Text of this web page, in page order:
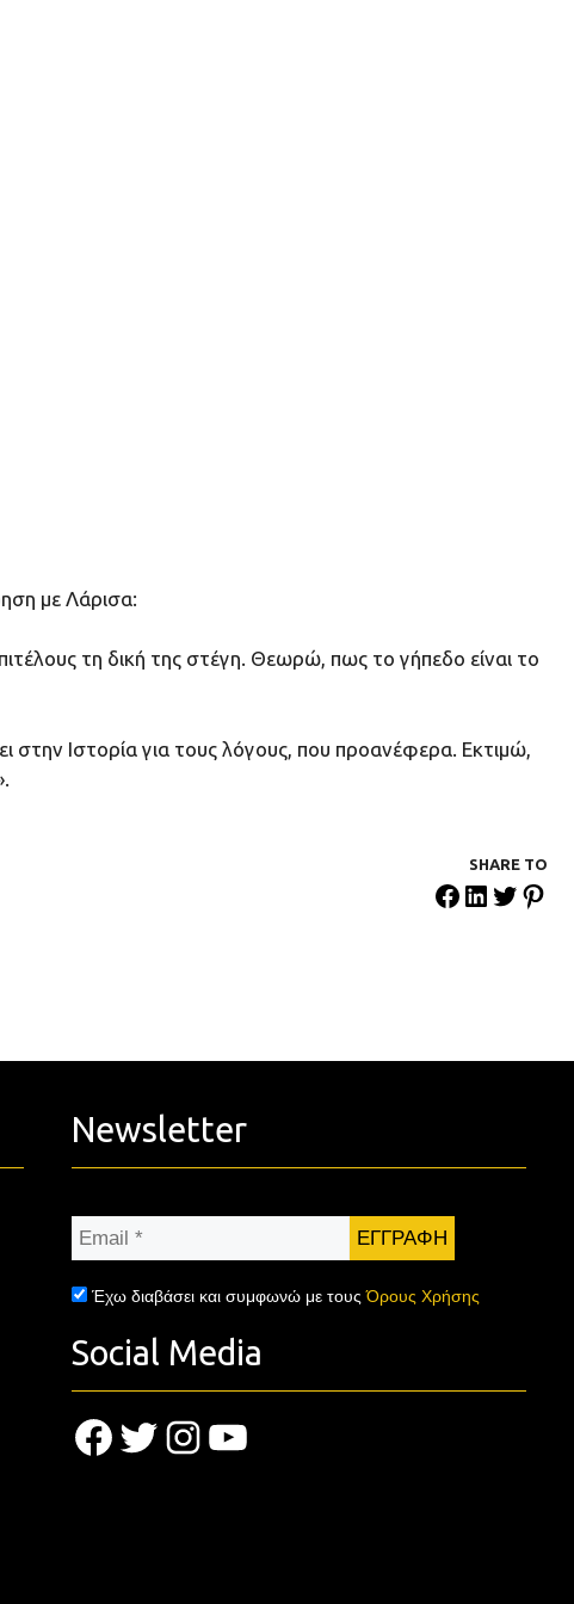
με Λάρισα:
τη δική της στέγη. Θεωρώ, πως το γήπεδο είναι το
στην Ιστορία για τους λόγους, που προανέφερα. Εκτιμώ,
SHARE ΤΟ
Newsletter
Email
Έχω διαβάσει και συμφωνώ με τουςΌρους Χρήσης
Social Media
Facebook
TwitterInstagram
YouTube